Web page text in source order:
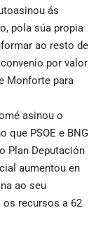
ás
pola súa propia
ao resto de
por valor
Monforte para
asinou o
que PSOE e BNG
Plan Deputación
aumentou en
ao seu
os recursos a 62